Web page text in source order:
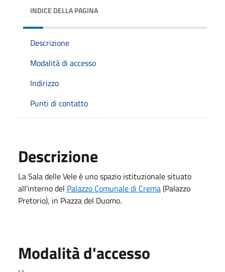
INDICE DELLA PAGINA
Descrizione
Modalità di accesso
Indirizzo
Punti di contatto
Descrizione
La Sala delle Vele è uno spazio istituzionale situato
all'interno del Palazzo Comunale di Crema(Palazzo
Pretorio), in Piazza del Duomo.
Modalità d'accesso